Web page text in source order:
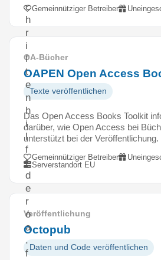
c
h
r
i
f
t
e
n
h
i
l
f
t
d
e
r
o
a
.
f
Gemeinnütziger Betreiber
OA-Bücher
OAPEN Open Access
Texte veröffentlichen
Das Open Access Books Toolkit
darüber, wie Open Access bei
unterstützt bei der Veröffentlichung.
Gemeinnütziger Betreiber
Serverstandort EU
Veröffentlichung
Octopub
Daten und Code veröffentlichen